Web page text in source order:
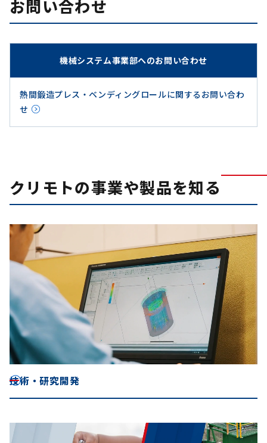
お問い合わせ
機械システム事業部へのお問い合わせ
熱間鍛造プレス・ベンディングロールに関するお問い合わ
せ
クリモトの事業や製品を知る
技術・研究開発